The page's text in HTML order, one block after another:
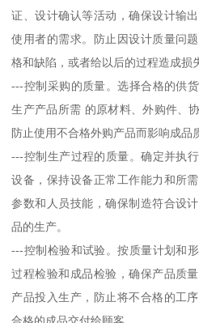
证、设计确认等活动，确保设计输
使用者的需求。防止因设计质量问
格和缺陷，或者给以后的过程造成损
---控制采购的质量。选择合格的供
生产产品所需 的原材料、外购件、
防止使用不合格外购产品而影响成品
---控制生产过程的质量。确定并执
设备，保持设备正常工作能力和所
参数和人员技能，确保制造符合设
品的生产。
---控制检验和试验。按质量计划和
过程检验和成品检验，确保产品质
产品投入生产，防止将不合格的工